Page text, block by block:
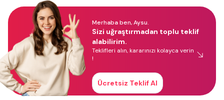
Merhaba ben, Aysu.
Sizi uğraştırmadan toplu teklif
alabilirim.
Teklifleri alın, kararınızı kolayca verin
!
Ücretsiz Teklif Al